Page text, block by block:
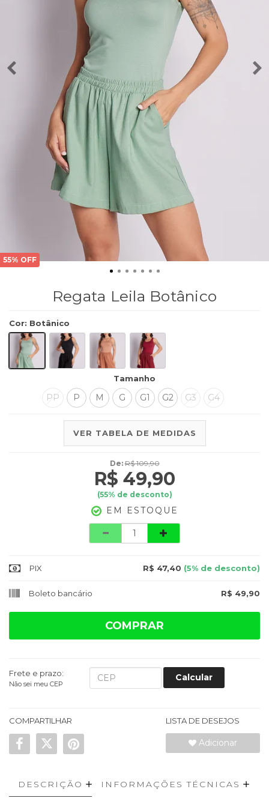
55% OFF
Regata Leila Botânico
Cor: Botânico
Tamanho
PP P M G G1 G2 G3 G4
VER TABELA DE MEDIDAS
De:R$ 109,90
R$ 49,90
(55% de desconto)
EM ESTOQUE
PIX R$ 47,40 (5% de desconto)
Boleto bancário R$ 49,90
COMPRAR
Frete e prazo:
Não sei meu CEP
Calcular
COMPARTILHAR LISTA DE DESEJOS
Adicionar
DESCRIÇÃO INFORMAÇÕES TÉCNICAS